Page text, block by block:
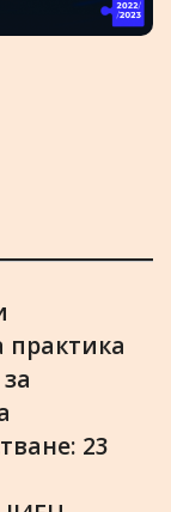
практика
23